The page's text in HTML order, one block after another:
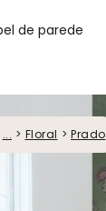
de parede
... > Floral > Prado